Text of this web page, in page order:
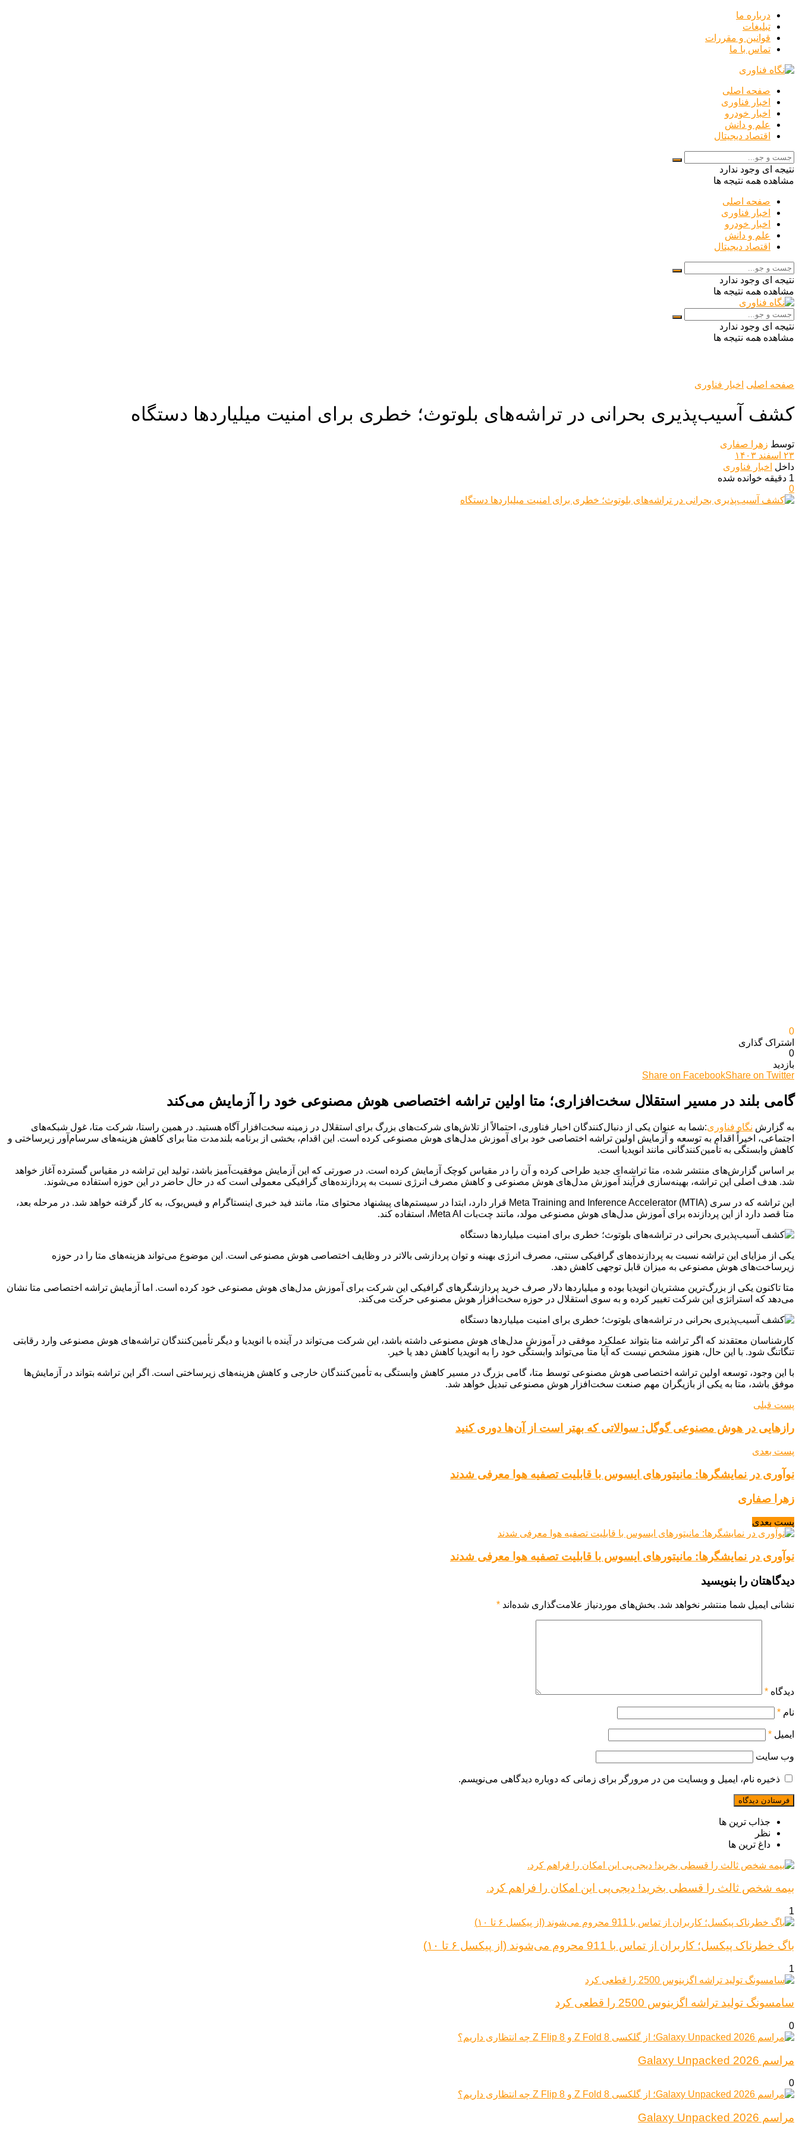
درباره ما
تبلیغات
قوانین و مقررات
تماس با ما
صفحه اصلی
اخبار فناوری
اخبار خودرو
علم و دانش
اقتصاد دیجیتال
نتیجه ای وجود ندارد
مشاهده همه نتیجه ها
صفحه اصلی
اخبار فناوری
اخبار خودرو
علم و دانش
اقتصاد دیجیتال
نتیجه ای وجود ندارد
مشاهده همه نتیجه ها
نتیجه ای وجود ندارد
مشاهده همه نتیجه ها
صفحه اصلی اخبار فناوری
کشف آسیب‌پذیری بحرانی در تراشه‌های بلوتوث؛ خطری برای امنیت میلیاردها دستگاه
توسط زهرا صفاری
۲۳ اسفند ۱۴۰۳
داخل اخبار فناوری
1 دقیقه خوانده شده
0
0
اشتراک گذاری‌
0
بازدید
Share on FacebookShare on Twitter
گامی بلند در مسیر استقلال سخت‌افزاری؛ متا اولین تراشه اختصاصی هوش مصنوعی خود را آزمایش می‌کند
به گزارش نگاه فناوری:شما به عنوان یکی از دنبال‌کنندگان اخبار فناوری، احتمالاً از تلاش‌های شرکت‌های بزرگ برای استقلال در زمینه سخت‌افزار آگاه هستید. در همین راستا، شرکت متا، غول شبکه‌های
اجتماعی، اخیراً اقدام به توسعه و آزمایش اولین تراشه اختصاصی خود برای آموزش مدل‌های هوش مصنوعی کرده است. این اقدام، بخشی از برنامه بلندمدت متا برای کاهش هزینه‌های سرسام‌آور زیرساختی و
کاهش وابستگی به تأمین‌کنندگانی مانند انویدیا است.
بر اساس گزارش‌های منتشر شده، متا تراشه‌ای جدید طراحی کرده و آن را در مقیاس کوچک آزمایش کرده است. در صورتی که این آزمایش موفقیت‌آمیز باشد، تولید این تراشه در مقیاس گسترده آغاز خواهد
شد. هدف اصلی این تراشه، بهینه‌سازی فرآیند آموزش مدل‌های هوش مصنوعی و کاهش مصرف انرژی نسبت به پردازنده‌های گرافیکی معمولی است که در حال حاضر در این حوزه استفاده می‌شوند.
این تراشه که در سری Meta Training and Inference Accelerator (MTIA) قرار دارد، ابتدا در سیستم‌های پیشنهاد محتوای متا، مانند فید خبری اینستاگرام و فیس‌بوک، به کار گرفته خواهد شد. در مرحله بعد،
متا قصد دارد از این پردازنده برای آموزش مدل‌های هوش مصنوعی مولد، مانند چت‌بات Meta AI، استفاده کند.
یکی از مزایای این تراشه نسبت به پردازنده‌های گرافیکی سنتی، مصرف انرژی بهینه و توان پردازشی بالاتر در وظایف اختصاصی هوش مصنوعی است. این موضوع می‌تواند هزینه‌های متا را در حوزه
زیرساخت‌های هوش مصنوعی به میزان قابل توجهی کاهش دهد.
متا تاکنون یکی از بزرگ‌ترین مشتریان انویدیا بوده و میلیاردها دلار صرف خرید پردازشگرهای گرافیکی این شرکت برای آموزش مدل‌های هوش مصنوعی خود کرده است. اما آزمایش تراشه اختصاصی متا نشان
می‌دهد که استراتژی این شرکت تغییر کرده و به سوی استقلال در حوزه سخت‌افزار هوش مصنوعی حرکت می‌کند.
کارشناسان معتقدند که اگر تراشه متا بتواند عملکرد موفقی در آموزش مدل‌های هوش مصنوعی داشته باشد، این شرکت می‌تواند در آینده با انویدیا و دیگر تأمین‌کنندگان تراشه‌های هوش مصنوعی وارد رقابتی
تنگاتنگ شود. با این حال، هنوز مشخص نیست که آیا متا می‌تواند وابستگی خود را به انویدیا کاهش دهد یا خیر.
با این وجود، توسعه اولین تراشه اختصاصی هوش مصنوعی توسط متا، گامی بزرگ در مسیر کاهش وابستگی به تأمین‌کنندگان خارجی و کاهش هزینه‌های زیرساختی است. اگر این تراشه بتواند در آزمایش‌ها
موفق باشد، متا به یکی از بازیگران مهم صنعت سخت‌افزار هوش مصنوعی تبدیل خواهد شد.
پست قبلی
رازهایی در هوش مصنوعی گوگل: سوالاتی که بهتر است از آن‌ها دوری کنید
پست بعدی
نوآوری در نمایشگرها: مانیتورهای ایسوس با قابلیت تصفیه هوا معرفی شدند
زهرا صفاری
پست بعدی
نوآوری در نمایشگرها: مانیتورهای ایسوس با قابلیت تصفیه هوا معرفی شدند
دیدگاهتان را بنویسید
نشانی ایمیل شما منتشر نخواهد شد. بخش‌های موردنیاز علامت‌گذاری شده‌اند *
دیدگاه *
نام *
ایمیل *
وب‌ سایت
ذخیره نام، ایمیل و وبسایت من در مرورگر برای زمانی که دوباره دیدگاهی می‌نویسم.
جذاب ترین ها
نظر
داغ ترین ها
بیمه شخص ثالث را قسطی بخرید! دیجی‌پی این امکان را فراهم کرد.
1
باگ خطرناک پیکسل؛ کاربران از تماس با 911 محروم می‌شوند (از پیکسل ۶ تا ۱۰)
1
سامسونگ تولید تراشه اگزینوس 2500 را قطعی کرد
0
مراسم Galaxy Unpacked 2026
0
مراسم Galaxy Unpacked 2026